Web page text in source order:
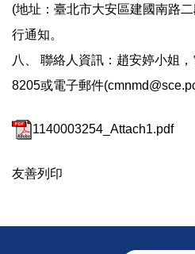
(地址：臺北市大安區建國南路
行通知。
八、 聯絡人資訊：趙安婷小姐，
8205或電子郵件
1140003254_Attach1.pdf
友善列印